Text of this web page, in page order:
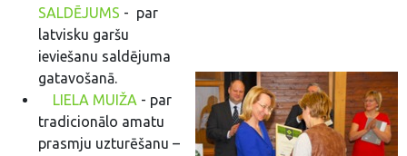
SALDĒJUMS - par
latvisku garšu
ieviešanu saldējuma
gatavošanā.
LIELA MUIŽA - par
tradicionālo amatu
prasmju uzturēšanu –